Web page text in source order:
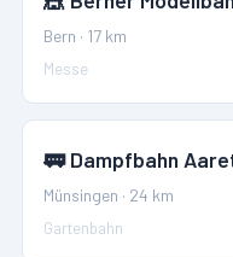
Bern · 17 km
Messe
🚃 Dampfbahn
Münsingen · 24 km
Gartenbahn